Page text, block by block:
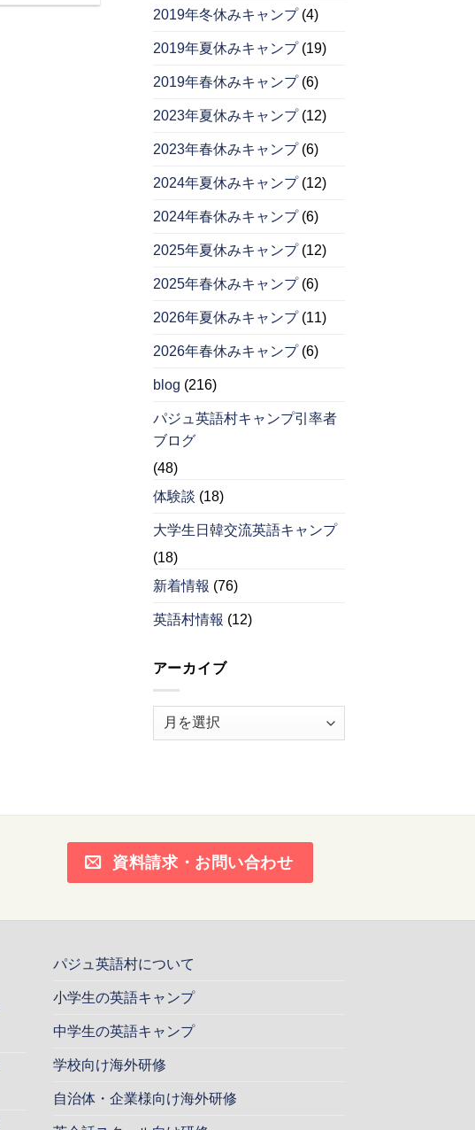
2019年冬休みキャンプ(4)
2019年夏休みキャンプ(19)
2019年春休みキャンプ(6)
2023年夏休みキャンプ(12)
2023年春休みキャンプ(6)
2024年夏休みキャンプ(12)
2024年春休みキャンプ(6)
2025年夏休みキャンプ(12)
2025年春休みキャンプ(6)
2026年夏休みキャンプ(11)
2026年春休みキャンプ(6)
blog (216)
パジュ英語村キャンプ引率者
ブログ
(48)
体験談 (18)
大学生日韓交流英語キャンプ
(18)
新着情報 (76)
英語村情報 (12)
アーカイブ
資料請求・お問い合わせ
パジュ英語村について
小学生の英語キャンプ
中学生の英語キャンプ
学校向け海外研修
自治体・企業様向け海外研修